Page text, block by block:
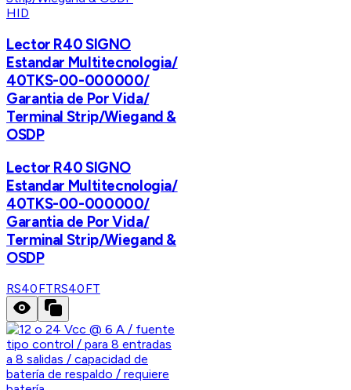
HID
Lector R40 SIGNO
Estandar Multitecnologia/
40TKS-00-000000/
Garantia de Por Vida/
Terminal Strip/Wiegand &
OSDP
Lector R40 SIGNO
Estandar Multitecnologia/
40TKS-00-000000/
Garantia de Por Vida/
Terminal Strip/Wiegand &
OSDP
RS40FTRS40FT